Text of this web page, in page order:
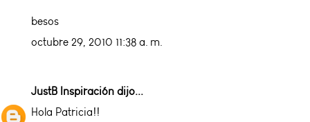
besos
octubre 29, 2010 11:38 a. m.
JustB Inspiración dijo...
Hola Patricia!!